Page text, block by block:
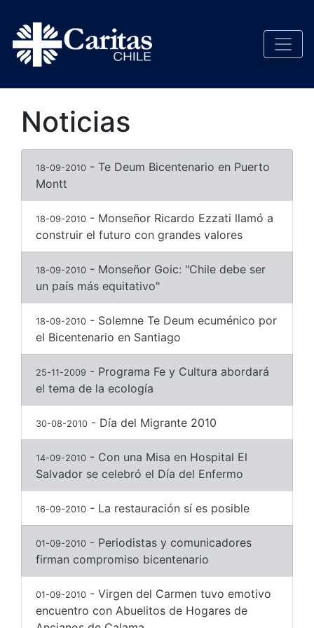
Noticias
18-09-2010 - Te Deum Bicentenario en Puerto
Montt
18-09-2010 - Monseñor Ricardo Ezzati llamó a
construir el futuro con grandes valores
18-09-2010 - Monseñor Goic: "Chile debe ser
un país más equitativo"
18-09-2010 - Solemne Te Deum ecuménico por
el Bicentenario en Santiago
25-11-2009 - Programa Fe y Cultura abordará
el tema de la ecología
30-08-2010 - Día del Migrante 2010
14-09-2010 - Con una Misa en Hospital El
Salvador se celebró el Día del Enfermo
16-09-2010 - La restauración sí es posible
01-09-2010 - Periodistas y comunicadores
firman compromiso bicentenario
01-09-2010 - Virgen del Carmen tuvo emotivo
encuentro con Abuelitos de Hogares de